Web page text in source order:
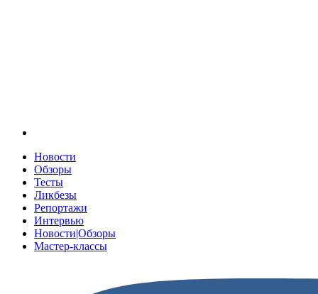
Новости
Обзоры
Тесты
Ликбезы
Репортажи
Интервью
Новости|Обзоры
Мастер-классы